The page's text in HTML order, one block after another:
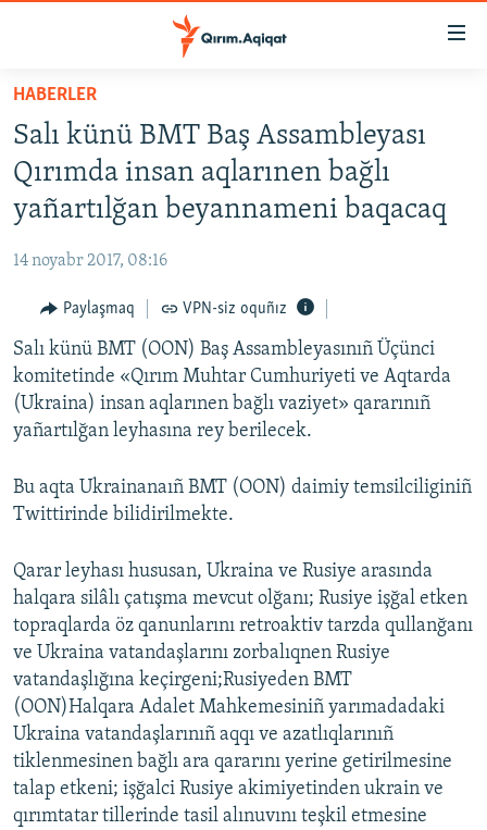
Esas
qaytmaq
Baş
navigatsiyağa
qaytmaq
Qıdıruvğa
qaytmaq
HABERLER
İQTİSADİYAT
MEDENİYET
İNSAN AQLARI
VİDEO
SÜRET
BLOGLAR
Русский
Українською
QOŞULIÑIZ!
RFE/RS bütün saytları
HABERLER
Salı künü BMT Baş Assambleyası
Qırımda insan aqlarınen bağlı
yañartılğan beyannameni baqacaq
14 noyabr 2017, 08:16
Paylaşmaq VPN-siz oquñız
Salı künü BMT (OON) Baş Assambleyasınıñ Üçünci
komitetinde «Qırım Muhtar Cumhuriyeti ve Aqtarda
(Ukraina) insan aqlarınen bağlı vaziyet» qararınıñ
yañartılğan leyhasına rey berilecek.
Bu aqta Ukrainanaıñ BMT (OON) daimiy temsilciliginiñ
Twittirinde bilidirilmekte.
Qarar leyhası hususan, Ukraina ve Rusiye arasında
halqara silâlı çatışma mevcut olğanı; Rusiye işğal etken
topraqlarda öz qanunlarını retroaktiv tarzda qullanğanı
ve Ukraina vatandaşlarını zorbalıqnen Rusiye
vatandaşlığına keçirgeni;Rusiyeden BMT
(OON)Halqara Adalet Mahkemesiniñ yarımadadaki
Ukraina vatandaşlarınıñ aqqı ve azatlıqlarınıñ
tiklenmesinen bağlı ara qararını yerine getirilmesine
talap etkeni; işğalci Rusiye akimiyetinden ukrain ve
qırımtatar tillerinde tasil alınuvını teşkil etmesine